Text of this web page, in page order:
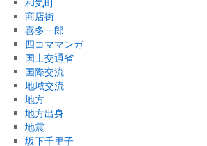
商店街
喜多一郎
四コママンガ
国土交通省
国際交流
地域交流
地方
地方出身
地震
坂下千里子